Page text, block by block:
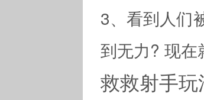
3、看到人们
到无力? 现在
救救射手玩